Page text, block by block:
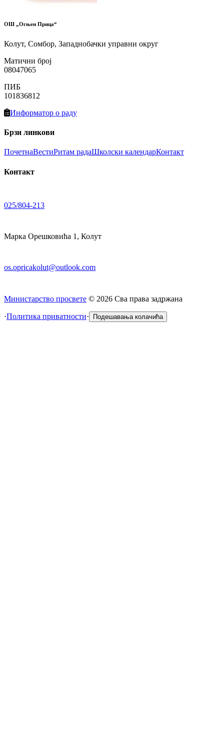
ОШ „Огњен Прица“
Колут, Сомбор, Западнобачки управни округ
Матични број
08047065
ПИБ
101836812
Информатор о раду
Брзи линкови
ПочетнаВестиРитам радаШколски календарКонтакт
Контакт
025/804-213
Марка Орешковића 1, Колут
os.opricakolut@outlook.com
Министарство просвете © 2026 Сва права задржана
·Политика приватности· Подешавања колачића